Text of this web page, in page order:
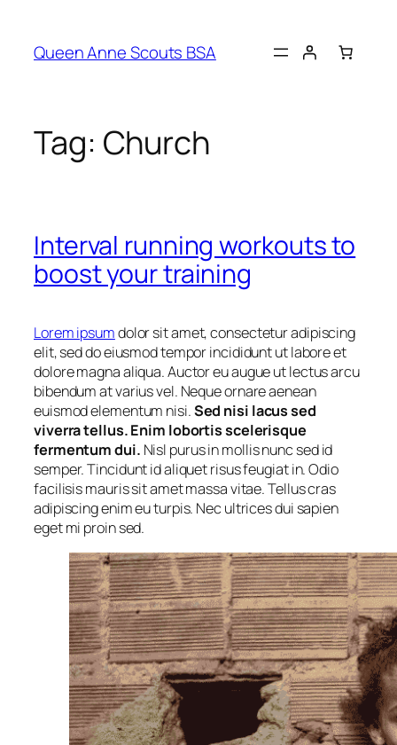
Queen Anne Scouts BSA
Tag: Church
Interval running workouts to
boost your training
Lorem ipsumdolor sit amet, consectetur adipiscing
elit, sed do eiusmod tempor incididunt ut labore et
dolore magna aliqua. Auctor eu augue ut lectus arcu
bibendum at varius vel. Neque ornare aenean
euismod elementum nisi.Sed nisi lacus sed
viverra tellus. Enim lobortis scelerisque
fermentum dui. Nisl purus in mollis nunc sed id
semper. Tincidunt id aliquet risus feugiat in. Odio
facilisis mauris sit amet massa vitae. Tellus cras
adipiscing enim eu turpis. Nec ultrices dui sapien
eget mi proin sed.